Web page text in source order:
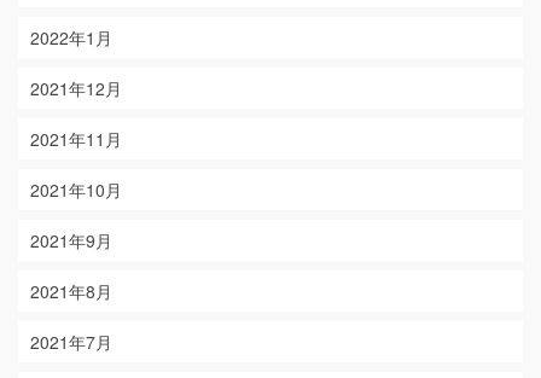
2022年1月
2021年12月
2021年11月
2021年10月
2021年9月
2021年8月
2021年7月